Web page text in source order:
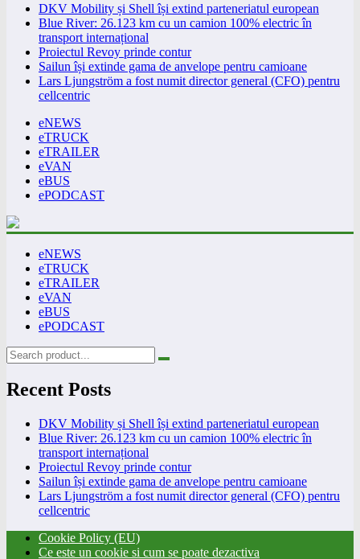
DKV Mobility și Shell își extind parteneriatul european
Blue River: 26.123 km cu un camion 100% electric în
transport internațional
Proiectul Revoy prinde contur
Sailun își extinde gama de anvelope pentru camioane
Lars Ljungström a fost numit director general (CFO) pentru
cellcentric
eNEWS
eTRUCK
eTRAILER
eVAN
eBUS
ePODCAST
eNEWS
eTRUCK
eTRAILER
eVAN
eBUS
ePODCAST
Recent Posts
DKV Mobility și Shell își extind parteneriatul european
Blue River: 26.123 km cu un camion 100% electric în
transport internațional
Proiectul Revoy prinde contur
Sailun își extinde gama de anvelope pentru camioane
Lars Ljungström a fost numit director general (CFO) pentru
cellcentric
Cookie Policy (EU)
Ce este un cookie si cum se poate dezactiva